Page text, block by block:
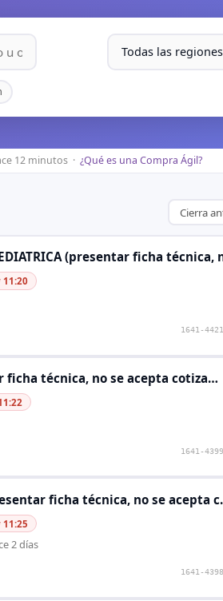
12 minutos· ¿Qué es una Compra Ágil?
(presentar ficha técnica,
11:20
1641-
ficha técnica, no se acepta cotiza…
1641-
ficha técnica, no se acepta
2 días
1641-